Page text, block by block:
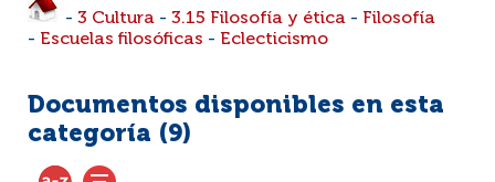
- 3 Cultura - 3.15 Filosofía y ética - Filosofía
- Escuelas filosóficas - Eclecticismo
Documentos disponibles en esta
categoría (9)